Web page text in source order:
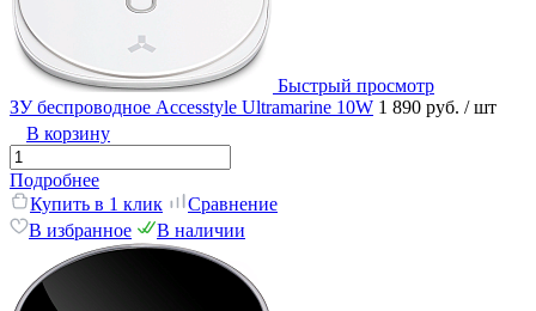
Быстрый просмотр
ЗУ беспроводное Accesstyle Ultramarine 10W 1 890 руб. / шт
В корзину
Подробнее
Купить в 1 клик
Сравнение
В избранное
В наличии